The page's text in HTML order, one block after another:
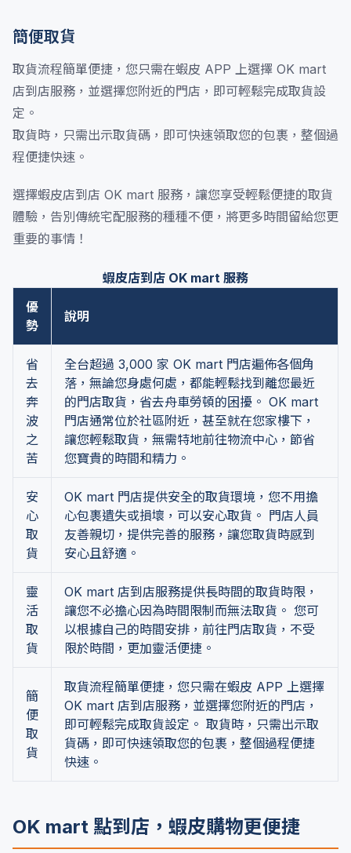
簡便取貨
取貨流程簡單便捷，您只需在蝦皮 APP 上選擇 OK mart
店到店服務，並選擇您附近的門店，即可輕鬆完成取貨設
定。
取貨時，只需出示取貨碼，即可快速領取您的包裹，整個過
程便捷快速。
選擇蝦皮店到店 OK mart 服務，讓您享受輕鬆便捷的取貨
體驗，告別傳統宅配服務的種種不便，將更多時間留給您更
重要的事情！
蝦皮店到店 OK mart 服務
優
勢
說明
省
去
奔
波
之
苦
全台超過 3,000 家 OK mart 門店遍佈各個角
落，無論您身處何處，都能輕鬆找到離您最近
的門店取貨，省去舟車勞頓的困擾。 OK mart
門店通常位於社區附近，甚至就在您家樓下，
讓您輕鬆取貨，無需特地前往物流中心，節省
您寶貴的時間和精力。
安
心
取
貨
OK mart 門店提供安全的取貨環境，您不用擔
心包裹遺失或損壞，可以安心取貨。 門店人員
友善親切，提供完善的服務，讓您取貨時感到
安心且舒適。
靈
活
取
貨
OK mart 店到店服務提供長時間的取貨時限，
讓您不必擔心因為時間限制而無法取貨。 您可
以根據自己的時間安排，前往門店取貨，不受
限於時間，更加靈活便捷。
簡
便
取
貨
取貨流程簡單便捷，您只需在蝦皮 APP 上選擇
OK mart 店到店服務，並選擇您附近的門店，
即可輕鬆完成取貨設定。 取貨時，只需出示取
貨碼，即可快速領取您的包裹，整個過程便捷
快速。
OK mart 點到店，蝦皮購物更便捷